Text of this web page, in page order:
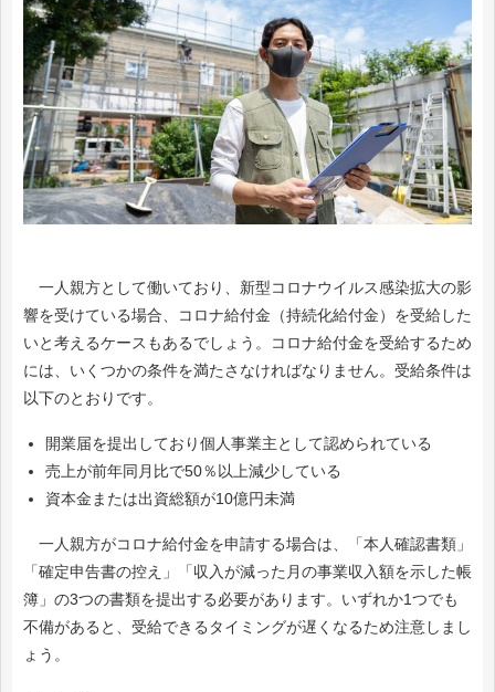
一人親方として働いており、新型コロナウイルス感染拡大の影
響を受けている場合、コロナ給付金（持続化給付金）を受給した
いと考えるケースもあるでしょう。コロナ給付金を受給するため
には、いくつかの条件を満たさなければなりません。受給条件は
以下のとおりです。
開業届を提出しており個人事業主として認められている
売上が前年同月比で50％以上減少している
資本金または出資総額が10億円未満
一人親方がコロナ給付金を申請する場合は、「本人確認書類」
「確定申告書の控え」「収入が減った月の事業収入額を示した帳
簿」の3つの書類を提出する必要があります。いずれか1つでも
不備があると、受給できるタイミングが遅くなるため注意しまし
ょう。